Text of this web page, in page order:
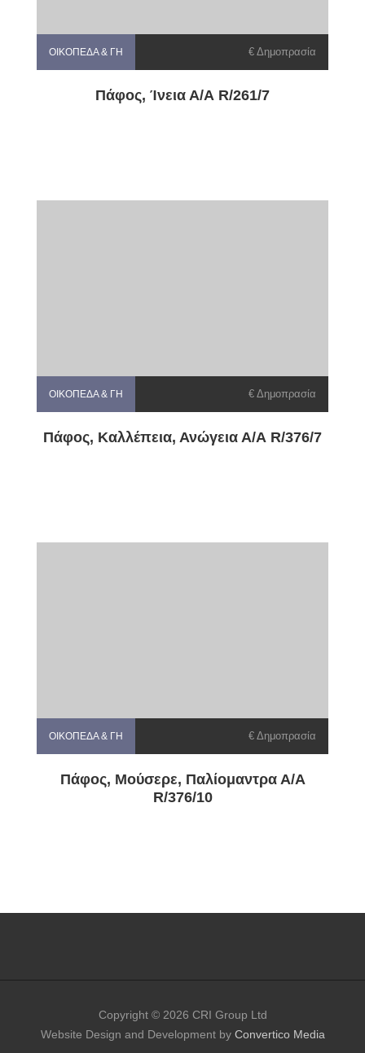
ΟΙΚΌΠΕΔΑ & ΓΗ € Δημοπρασία
Πάφος, Ίνεια Α/Α R/261/7
ΟΙΚΌΠΕΔΑ & ΓΗ € Δημοπρασία
Πάφος, Καλλέπεια, Ανώγεια Α/Α R/376/7
ΟΙΚΌΠΕΔΑ & ΓΗ € Δημοπρασία
Πάφος, Μούσερε, Παλίομαντρα Α/Α
R/376/10
Copyright © 2026 CRI Group Ltd
Website Design and Development by Convertico Media